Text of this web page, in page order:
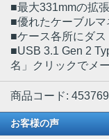
■最大331mmの拡
■優れたケーブル
■ケース各所にダ
■USB 3.1 Gen 2
名」クリックでメ
商品コード:
お客様の声